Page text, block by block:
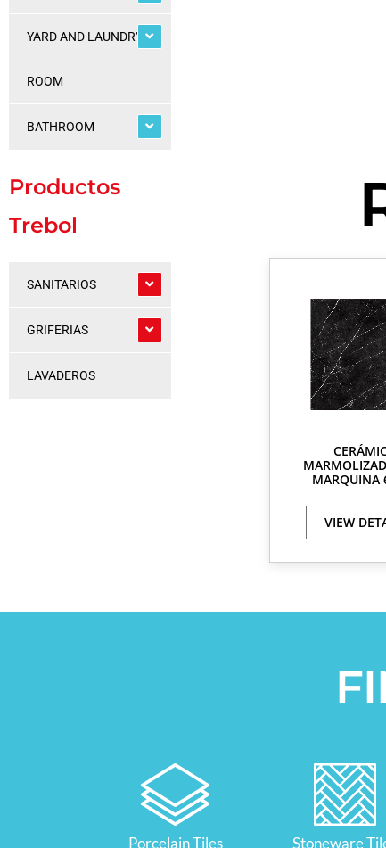
YARD AND LAUNDRY
ROOM
BATHROOM
Productos
Trebol
SANITARIOS
GRIFERIAS
LAVADEROS
MARQUINA
VIEW
Porcelain Tiles Stoneware